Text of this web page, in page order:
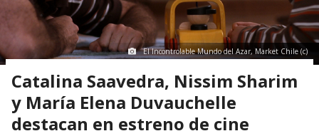
El Incontrolable Mundo del Azar, Market Chile (c)
Catalina Saavedra, Nissim Sharim
y María Elena Duvauchelle
destacan en estreno de cine